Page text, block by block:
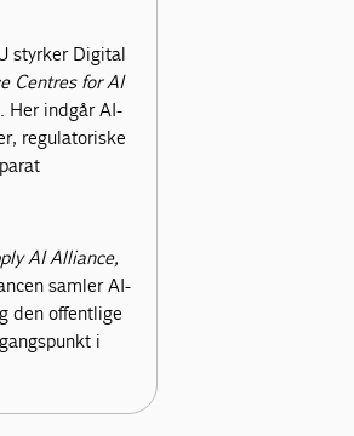
styrker Digital
Centres for AI
Her indgår AI-
regulatoriske
AI Alliance,
samler AI-
den offentlige
i